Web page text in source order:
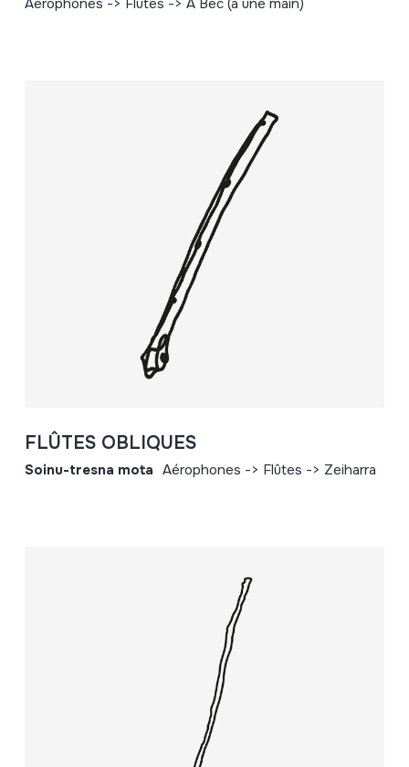
Aérophones -> Flûtes -> Á Bec (á une main)
FLÛTES OBLIQUES
Soinu-tresna mota Aérophones -> Flûtes -> Zeiharra